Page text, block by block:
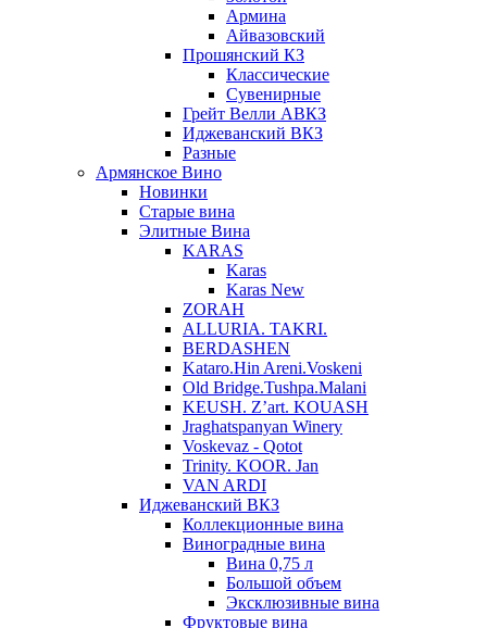
Армина
Айвазовский
Прошянский КЗ
Классические
Сувенирные
Грейт Велли АВКЗ
Иджеванский ВКЗ
Разные
Армянское Вино
Новинки
Старые вина
Элитные Вина
KARAS
Karas
Karas New
ZORAH
ALLURIA. TAKRI.
BERDASHEN
Kataro.Hin Areni.Voskeni
Old Bridge.Tushpa.Malani
KEUSH. Z’art. KOUASH
Jraghatspanyan Winery
Voskevaz - Qotot
Trinity. KOOR. Jan
VAN ARDI
Иджеванский ВКЗ
Коллекционные вина
Виноградные вина
Вина 0,75 л
Большой объем
Эксклюзивные вина
Фруктовые вина